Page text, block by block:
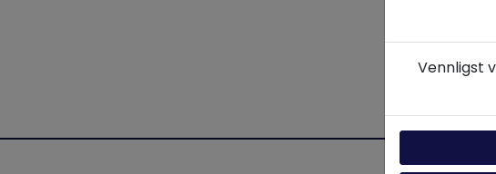
Vennligst